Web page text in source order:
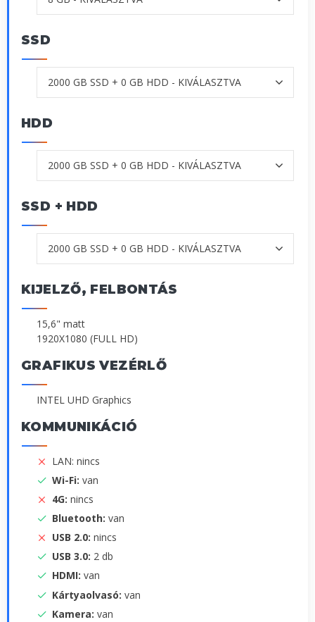
SSD
HDD
SSD + HDD
KIJELZŐ, FELBONTÁS
15,6" matt
1920X1080 (FULL HD)
GRAFIKUS VEZÉRLŐ
INTEL UHD Graphics
KOMMUNIKÁCIÓ
LAN: nincs
Wi-Fi: van
4G: nincs
Bluetooth: van
USB 2.0: nincs
USB 3.0: 2 db
HDMI: van
Kártyaolvasó: van
Kamera: van